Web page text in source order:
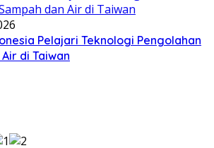
Pelajari Teknologi Pengolahan
di Taiwan